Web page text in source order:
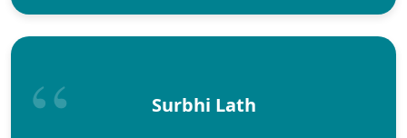
Surbhi Lath